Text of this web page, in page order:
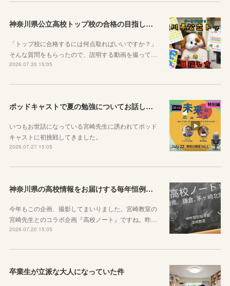
神奈川県公立高校トップ校の合格の目指し方について動画をアップしました
「トップ校に合格するには何点取ればいいですか？」
そんな質問をもらったので、説明する動画を撮って…
2026.07.30 15:05
ポッドキャストで夏の勉強についてお話ししています！
いつもお世話になっている宮崎先生に誘われてポッド
キャストに初挑戦してきました。
2026.07.27 15:05
神奈川県の高校情報をお届けする毎年恒例のコラボ企画のお知らせ
今年もこの企画、撮影してまいりました。宮崎教室の
宮崎先生とのコラボ企画『高校ノート』ですね。昨…
2026.07.20 15:05
卒業生が立派な大人になっていた件